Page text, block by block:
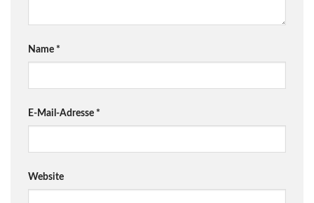
Name *
E-Mail-Adresse *
Website